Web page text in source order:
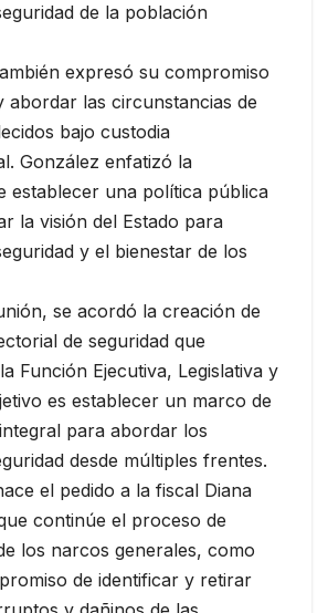
de la población
expresó su compromiso
abordar las circunstancias de
bajo custodia
González enfatizó la
establecer una política pública
la visión del Estado para
y el bienestar de los
se acordó la creación de
de seguridad que
Función Ejecutiva, Legislativa y
es establecer un marco de
para abordar los
desde múltiples frentes.
el pedido a la fiscal Diana
continúe el proceso de
los narcos generales, como
de identificar y retirar